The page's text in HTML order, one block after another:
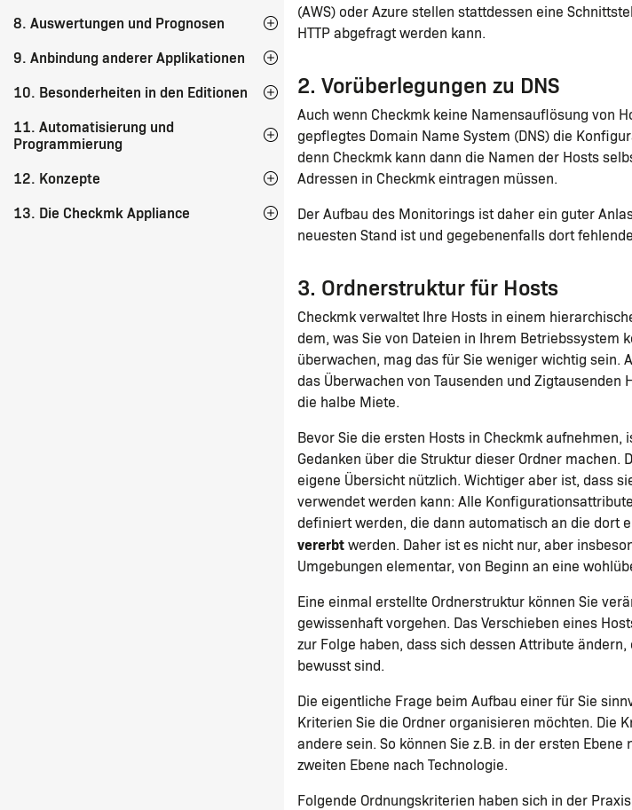
8. Auswertungen und Prognosen
9. Anbindung anderer Applikationen
10. Besonderheiten in den Editionen
11. Automatisierung und
Programmierung
12. Konzepte
13. Die Checkmk Appliance
(AWS) oder Azure stellen stattdessen eine
HTTP abgefragt werden kann.
2. Vorüberlegungen zu DNS
Auch wenn Checkmk keine Namensauflösung von
gepflegtes Domain Name System (DNS) die
denn Checkmk kann dann die Namen der Hosts
Adressen in Checkmk eintragen müssen.
Der Aufbau des Monitorings ist daher ein guter
neuesten Stand ist und gegebenenfalls dort
3. Ordnerstruktur für Hosts
Checkmk verwaltet Ihre Hosts in einem
dem, was Sie von Dateien in Ihrem Betriebssystem
überwachen, mag das für Sie weniger wichtig sein.
das Überwachen von Tausenden und
die halbe Miete.
Bevor Sie die ersten Hosts in Checkmk aufnehmen,
Gedanken über die Struktur dieser Ordner machen.
eigene Übersicht nützlich. Wichtiger aber ist, dass
verwendet werden kann: Alle
definiert werden, die dann automatisch an die dort
vererbtwerden. Daher ist es nicht nur, aber
Umgebungen elementar, von Beginn an eine
Eine einmal erstellte Ordnerstruktur können Sie
gewissenhaft vorgehen. Das Verschieben eines
zur Folge haben, dass sich dessen Attribute
bewusst sind.
Die eigentliche Frage beim Aufbau einer für Sie
Kriterien Sie die Ordner organisieren möchten. Die
andere sein. So können Sie z.B. in der ersten
zweiten Ebene nach Technologie.
Folgende Ordnungskriterien haben sich in der